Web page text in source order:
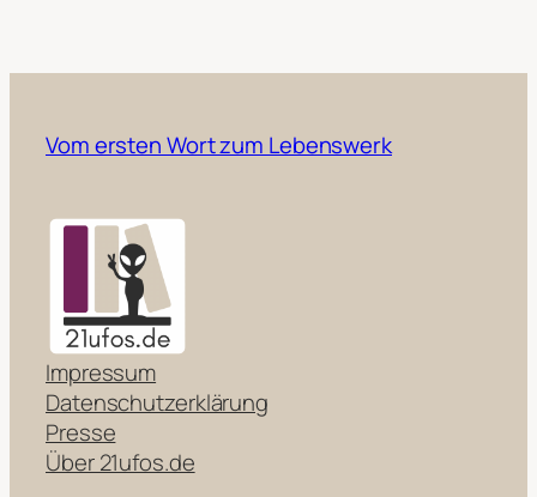
Vom ersten Wort zum Lebenswerk
Impressum
Datenschutzerklärung
Presse
Über 21ufos.de